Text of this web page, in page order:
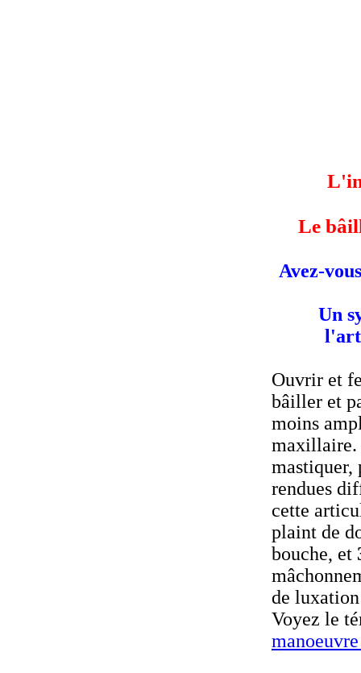
Le
Avez-
Un
Ouvrir et
bâiller et
moins
maxillaire.
mastiquer,
rendues
cette
plaint de
bouche, et
de
Voyez le